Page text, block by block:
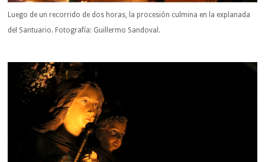
Luego de un recorrido de dos horas, la procesión culmina en la explanada
del Santuario. Fotografía: Guillermo Sandoval.